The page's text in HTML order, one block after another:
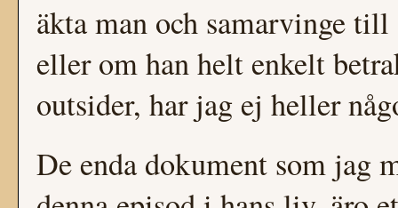
äkta man och samarvinge
eller om han helt enkelt
outsider, har jag ej heller
De enda dokument som jag